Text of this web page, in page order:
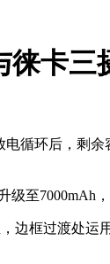
徕卡三
循环后，剩
至7000mAh
边框过渡处